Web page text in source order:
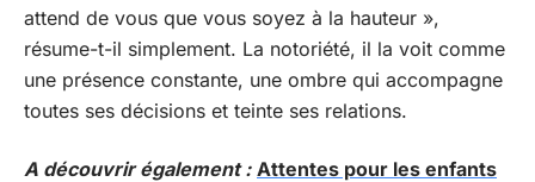
attend de vous que vous soyez à la hauteur »,
résume-t-il simplement. La notoriété, il la voit comme
une présence constante, une ombre qui accompagne
toutes ses décisions et teinte ses relations.
A découvrir également : Attentes pour les enfants